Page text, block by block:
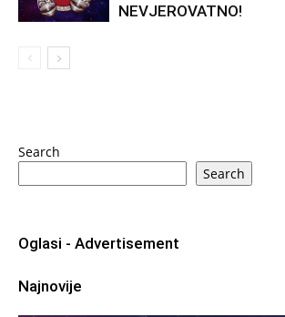
NEVJEROVATNO!
Search
Search
Oglasi - Advertisement
Najnovije